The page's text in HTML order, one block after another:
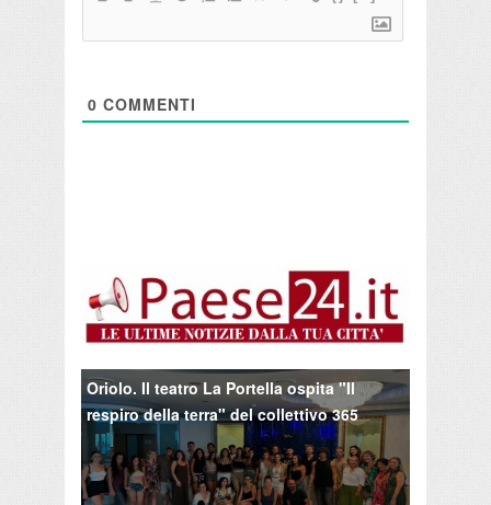
0 COMMENTI
Oriolo. Il teatro La Portella ospita "Il
respiro della terra" del collettivo 365